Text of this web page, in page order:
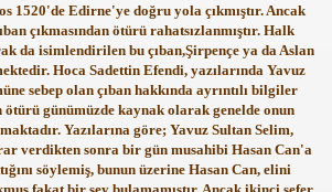
1520'de Edirne'ye doğru yola çıkmıştır. Ancak
çıkmasından ötürü rahatsızlanmıştır. Halk
da isimlendirilen bu çıban,Şirpençe ya da Aslan
Hoca Sadettin Efendi, yazılarında Yavuz
sebep olan çıban hakkında ayrıntılı bilgiler
günümüzde kaynak olarak genelde onun
Yazılarına göre; Yavuz Sultan Selim,
verdikten sonra bir gün musahibi Hasan Can'a
söylemiş, bunun üzerine Hasan Can, elini